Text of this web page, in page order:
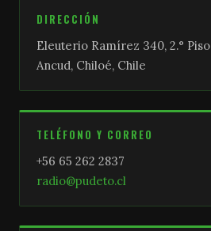
DIRECCIÓN
Eleuterio Ramírez 340, 2.° Piso
Ancud, Chiloé, Chile
TELÉFONO Y CORREO
+56 65 262 2837
radio@pudeto.cl